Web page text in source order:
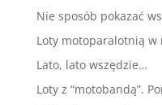
Nie sposób pokazać
Loty motoparalotnią w
Lato, lato wszędzie…
Loty z “motobandą”.